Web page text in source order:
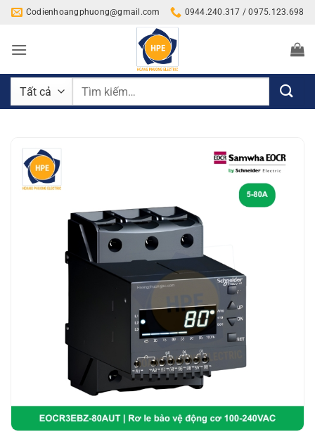
Bỏ
nội
Codienhoangphuong@gmail.com 0944.240.317 / 0975.123.698
Tìm